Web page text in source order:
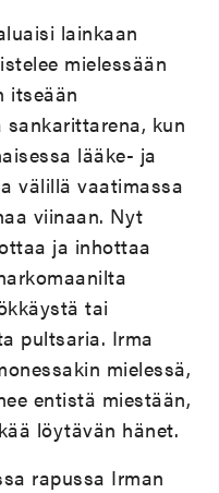
lainkaan
mielessään
itseään
sankarittarena, kun
lääke- ja
välillä vaatimassa
viinaan. Nyt
ja inhottaa
tai
pultsaria. Irma
mielessä,
entistä miestään,
löytävän hänet.
rapussa Irman